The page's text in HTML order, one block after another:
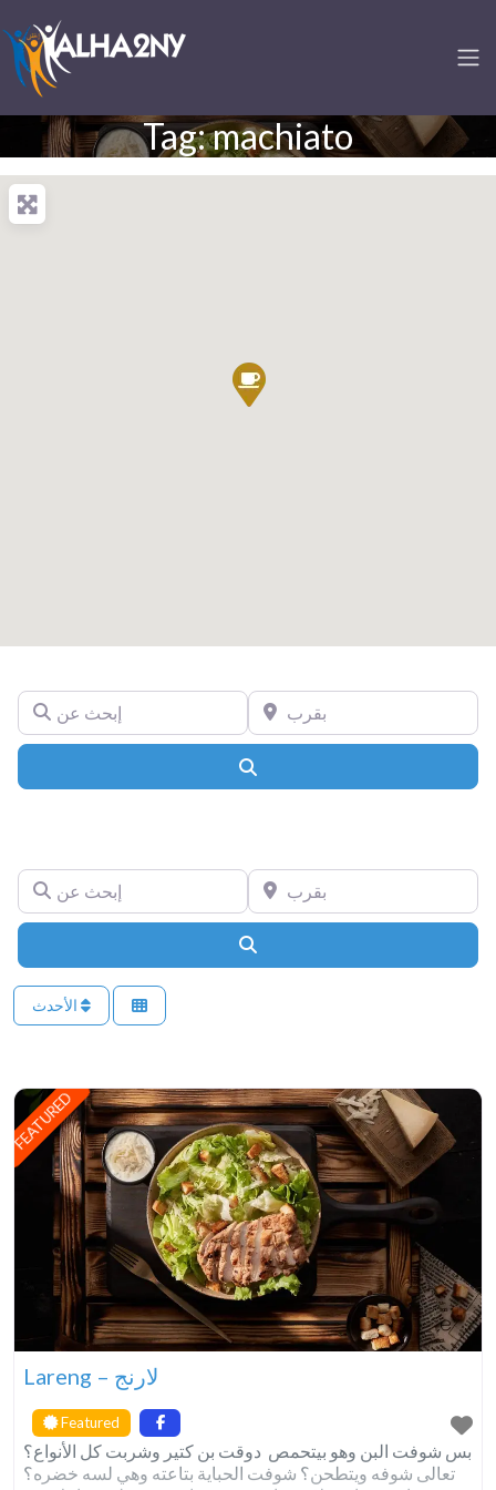
Tag: machiato
إبحث عن بقرب
إبحث عن بقرب
FEATURED
Lareng – لارنج
Featured
دوقت بن كتير وشربت كل الأنواع؟ ‎ بس شوفت البن وهو بيتحمص
ويتطحن؟ شوفت الحباية بتاعته وهي لسه خضره؟ ‎تعالى شوفه